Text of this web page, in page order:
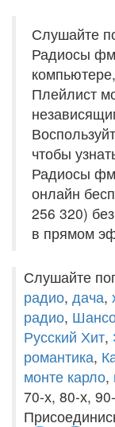
Слушайте
Радиосы
Плейлист
чтобы
Радиосы
онлайн
256 320)
в прямом
Слушайте
радио, дача,
радио,
Русский Хит,
романтика,
монте карло,
70-х, 80-х,